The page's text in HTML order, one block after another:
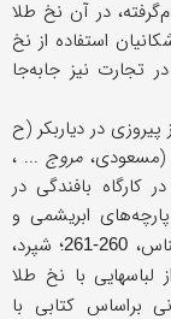
در آن نخ طلا
استفاده از نخ
تجارت نیز جابه‌جا
یا ۳۱۰- ۳۷۹ م)، پس از پیروزی در دیاربکر (ح
مروج ... ،
کارگاه بافندگی در
ابریشمی و
260-261 ؛ شپرد،
لباسهایی با نخ طلا
براساس کتابی با